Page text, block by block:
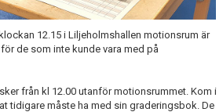
12.15 i Liljeholmshallen motionsrum är
de som inte kunde vara med på
från kl 12.00 utanför motionsrummet. Kom i
tidigare måste ha med sin graderingsbok. De